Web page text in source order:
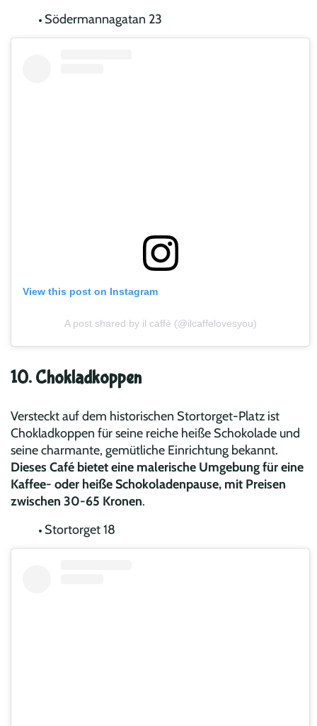
Södermannagatan 23
View this post on Instagram
A post shared by il caffè (@ilcaffelovesyou)
10. Chokladkoppen
Versteckt auf dem historischen Stortorget-Platz ist
Chokladkoppen für seine reiche heiße Schokolade und
seine charmante, gemütliche Einrichtung bekannt.
Dieses Café bietet eine malerische Umgebung für eine
Kaffee- oder heiße Schokoladenpause, mit Preisen
zwischen 30-65 Kronen.
Stortorget 18